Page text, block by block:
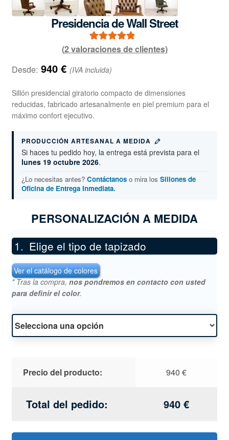
Presidencia de Wall Street
Valorado con
base a
2
de clientes
(2valoraciones de clientes)
Desde: 940 € (IVA incluida)
Sillón presidencial giratorio compacto de dimensiones
reducidas, fabricado artesanalmente en piel premium para el
máximo confort ejecutivo.
PRODUCCIÓN ARTESANAL A MEDIDA
Si haces tu pedido hoy, la entrega está prevista para el
lunes 19 octubre 2026.
¿Lo necesitas antes? Contáctanoso mira los Sillones de
Oficina de Entrega Inmediata.
PERSONALIZACIÓN A MEDIDA
Elige el tipo de tapizado
Ver el catálogo de colores
* Tras la compra,nos pondremos en contacto con usted
para definir el color.
Precio del producto: 940 €
Total del pedido: 940 €